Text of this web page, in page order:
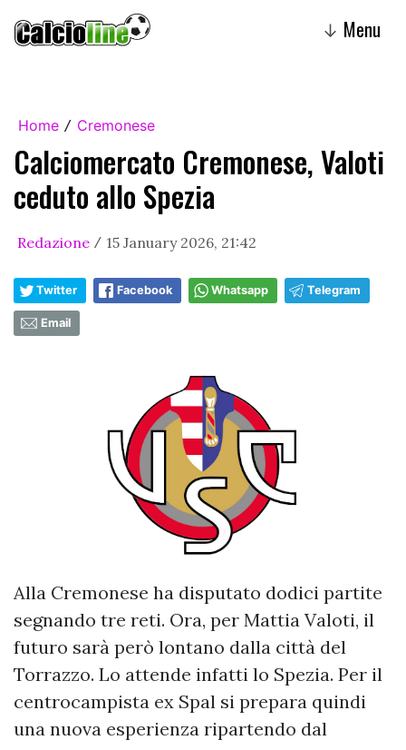
↓ Menu
Home / Cremonese
Calciomercato Cremonese, Valoti
ceduto allo Spezia
Redazione / 15 January 2026, 21:42
Twitter Facebook Whatsapp Telegram
Email
Alla Cremonese ha disputato dodici partite
segnando tre reti. Ora, per Mattia Valoti, il
futuro sarà però lontano dalla città del
Torrazzo. Lo attende infatti lo Spezia. Per il
centrocampista ex Spal si prepara quindi
una nuova esperienza ripartendo dal